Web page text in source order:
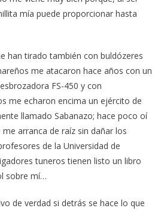
mía puede proporcionar hasta
han tirado también con buldózeres
me atacaron hace años con un
FS-450 y con
me echaron encima un ejército de
llamado Sabanazo; hace poco oí
arranca de raíz sin dañar los
de la Universidad de
tuneros tienen listo un libro
sobre mí…
de verdad si detrás se hace lo que